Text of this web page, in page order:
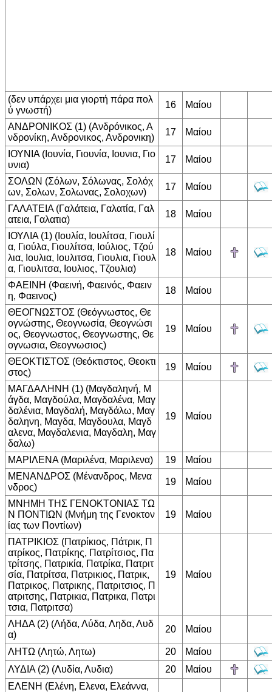
(δεν υπάρχει μια γιορτή πάρα πολ
ύ γνωστή)
16 Μαίου
ΑΝΔΡΟΝΙΚΟΣ (1) (Ανδρόνικος, Α
νδρονίκη, Ανδρονικος, Ανδρονικη)
17 Μαίου
ΙΟΥΝΙΑ (Ιουνία, Γιουνία, Ιουνια, Γιο
υνια)
17 Μαίου
ΣΟΛΩΝ (Σόλων, Σόλωνας, Σολόχ
ων, Σολων, Σολωνας, Σολοχων)
17 Μαίου
ΓΑΛΑΤΕΙΑ (Γαλάτεια, Γαλατία, Γαλ
ατεια, Γαλατια)
18 Μαίου
ΙΟΥΛΙΑ (1) (Ιουλία, Ιουλίτσα, Γιουλί
α, Γιούλα, Γιουλίτσα, Ιούλιος, Τζού
λια, Ιουλια, Ιουλιτσα, Γιουλια, Γιουλ
α, Γιουλιτσα, Ιουλιος, Τζουλια)
18 Μαίου
ΦΑΕΙΝΗ (Φαεινή, Φαεινός, Φαειν
η, Φαεινος)
18 Μαίου
ΘΕΟΓΝΩΣΤΟΣ (Θεόγνωστος, Θε
ογνώστης, Θεογνωσία, Θεογνώσι
ος, Θεογνωστος, Θεογνωστης, Θε
ογνωσια, Θεογνωσιος)
19 Μαίου
ΘΕΟΚΤΙΣΤΟΣ (Θεόκτιστος, Θεοκτι
στος)
19 Μαίου
ΜΑΓΔΑΛΗΝΗ (1) (Μαγδαληνή, Μ
άγδα, Μαγδούλα, Μαγδαλένα, Μαγ
δαλένια, Μαγδαλή, Μαγδάλω, Μαγ
δαληνη, Μαγδα, Μαγδουλα, Μαγδ
αλενα, Μαγδαλενια, Μαγδαλη, Μαγ
δαλω)
19 Μαίου
ΜΑΡΙΛΕΝΑ (Μαριλένα, Μαριλενα) 19
Μαίου
ΜΕΝΑΝΔΡΟΣ (Μένανδρος, Μενα
νδρος)
19 Μαίου
ΜΝΗΜΗ ΤΗΣ ΓΕΝΟΚΤΟΝΙΑΣ ΤΩ
Ν ΠΟΝΤΙΩΝ (Μνήμη της Γενοκτον
ίας των Ποντίων)
19 Μαίου
ΠΑΤΡΙΚΙΟΣ (Πατρίκιος, Πάτρικ, Π
ατρίκος, Πατρίκης, Πατρίτσιος, Πα
τρίτσης, Πατρικία, Πατρίκα, Πατριτ
σία, Πατρίτσα, Πατρικιος, Πατρικ,
Πατρικος, Πατρικης, Πατριτσιος, Π
ατριτσης, Πατρικια, Πατρικα, Πατρι
τσια, Πατριτσα)
19 Μαίου
ΛΗΔΑ (2) (Λήδα, Λύδα, Ληδα, Λυδ
α)
20 Μαίου
ΛΗΤΩ (Λητώ, Λητω) 20
Μαίου
ΛΥΔΙΑ (2) (Λυδία, Λυδια)
20
Μαίου
ΕΛΕΝΗ (Ελένη, Ελενα, Ελεάννα,